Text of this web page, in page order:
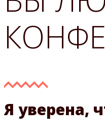
Я уверена,